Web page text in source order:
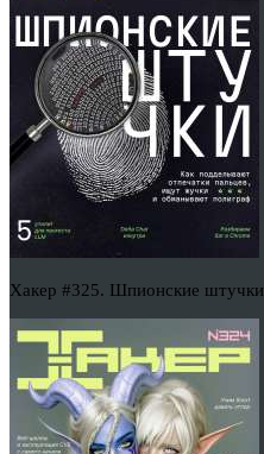
Хакер #325. Шпионские штучки